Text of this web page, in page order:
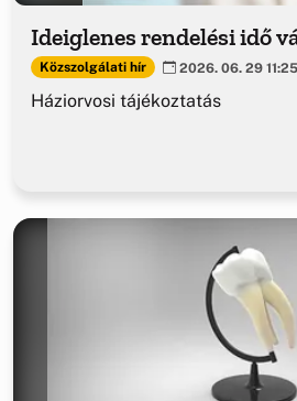
Ideiglenes rendelési idő
Közszolgálati hír 2026. 06. 29 11:25
Háziorvosi tájékoztatás